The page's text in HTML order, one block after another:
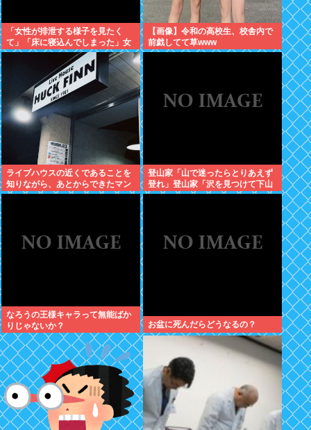
「女性が排泄する様子を見たく
て」「床に寝込んでしまった」女
子トイレに侵入した疑いで男を現
【画像】令和の高校生、校舎内で
前戯してて草www
ライブハウスの近くであることを
知りながら、あとからできたマン
ションに入居した日本人、ライブ
登山家「山で迷ったらとりあえず
登れ」登山家「沢を見つけて下山
しろ」←これ結局どっちが正解な
なろうの王様キャラって無能ばか
りじゃないか？
お盆に死んだらどうなるの？